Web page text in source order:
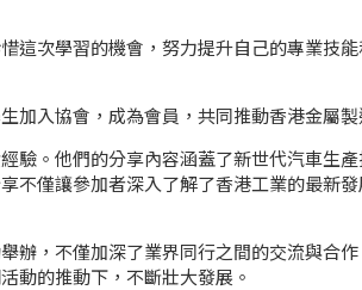
這次學習的機會，努力提升自己的專業技
加入協會，成為會員，共同推動香港金屬製
驗。他們的分享內容涵蓋了新世代汽車生
不僅讓參加者深入了解了香港工業的最新
辦，不僅加深了業界同行之間的交流與合
動的推動下，不斷壯大發展。